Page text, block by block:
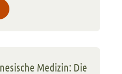
Medizin: Die